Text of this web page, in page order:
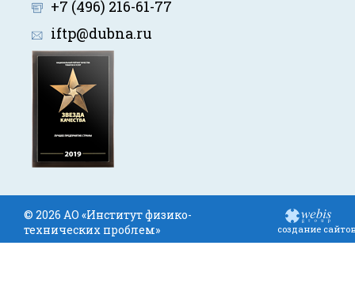
+7 (496) 216-61-77
iftp@dubna.ru
© 2026 АО «Институт физико-
технических проблем»
создание сайтов